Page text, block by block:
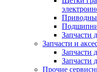
Запчасти
Запчасти и
Запчасти
Запчасти
Прочие